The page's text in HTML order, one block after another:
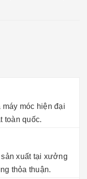
móc hiện đại
toàn quốc.
xuất tại xưởng
thỏa thuận.